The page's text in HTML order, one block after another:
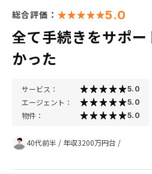
総合評価： 5.0
全て手続きをサポー
かった
サービス： 5.0
エージェント： 5.0
物件： 5.0
40代前半 / 年収3200万円台 /